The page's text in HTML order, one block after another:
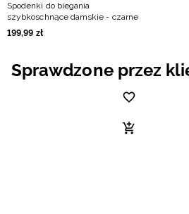
Spodenki do biegania
szybkoschnące damskie - czarne
199,99 zł
Sprawdzone przez